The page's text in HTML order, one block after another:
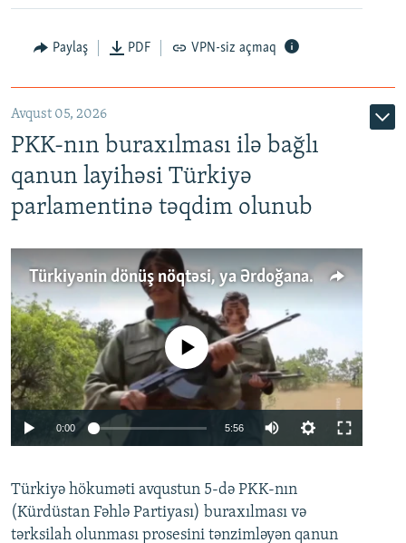
Paylaş PDF VPN-siz açmaq
Avqust 05, 2026
PKK-nın buraxılması ilə bağlı
qanun layihəsi Türkiyə
parlamentinə təqdim olunub
Türkiyənin dönüş nöqtəsi, ya Ərdoğana üçüncü şans: PKK ilə qəfil barışıq nə deməkdir?
Auto 240p 360p 480p
No media source currently available
0:00 5:56
360p
480p
Türkiyə hökuməti avqustun 5-də PKK-nın
(Kürdüstan Fəhlə Partiyası) buraxılması və
tərksilah olunması prosesini tənzimləyən qanun